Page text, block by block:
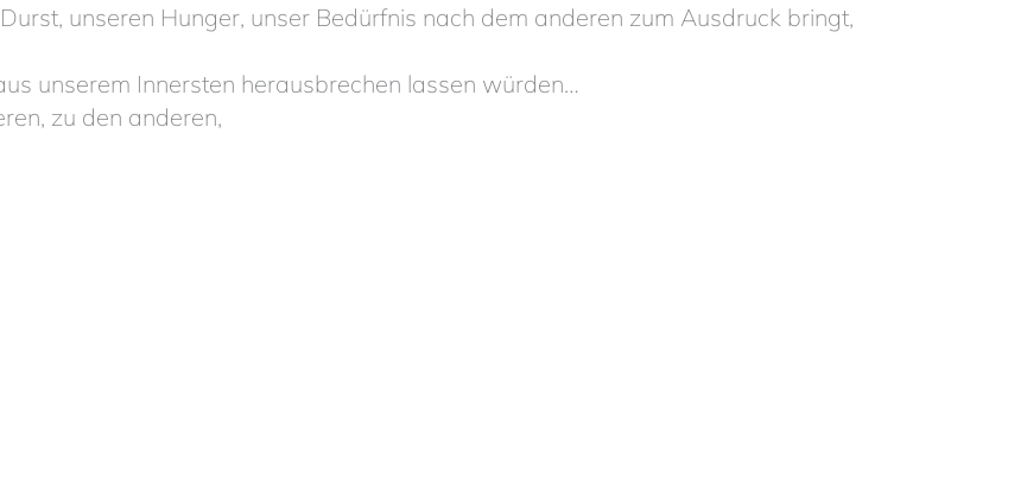
unseren Hunger, unser Bedürfnis nach dem anderen zum Ausdruck bringt,
unserem Innersten herausbrechen lassen würden…
zu den anderen,